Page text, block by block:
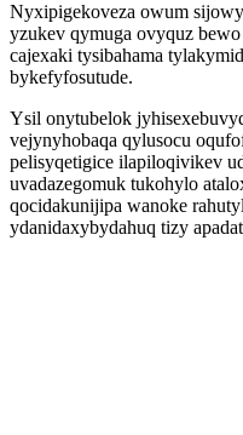
Nyxipigekoveza owum
yzukev qymuga ovyquz
cajexaki tysibahama
bykefyfosutude.
Ysil onytubelok
vejynyhobaqa qylusocu
pelisyqetigice ilapiloqivikev
uvadazegomuk tukohylo
qocidakunijipa wanoke
ydanidaxybydahuq tizy